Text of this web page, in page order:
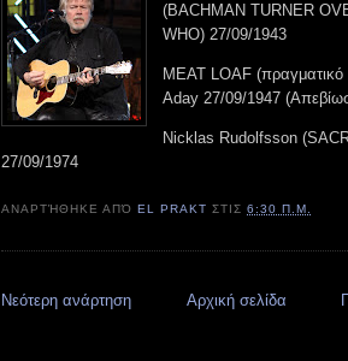
(BACHMAN TURNER
WHO) 27/09/1943
MEAT LOAF
Aday 27/09/1947
Nicklas Rudolfsson
27/09/1974
ΑΝΑΡΤΉΘΗΚΕ ΑΠΌEL PRAKT ΣΤΙΣ6:30 Π.Μ.
Νεότερη ανάρτηση Αρχική σελίδα